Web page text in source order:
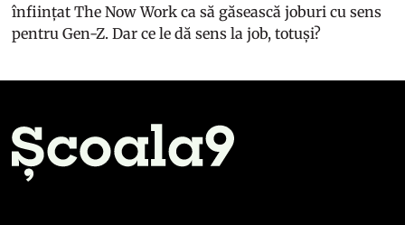
înființat The Now Work ca să găsească joburi cu sens
pentru Gen-Z. Dar ce le dă sens la job, totuși?